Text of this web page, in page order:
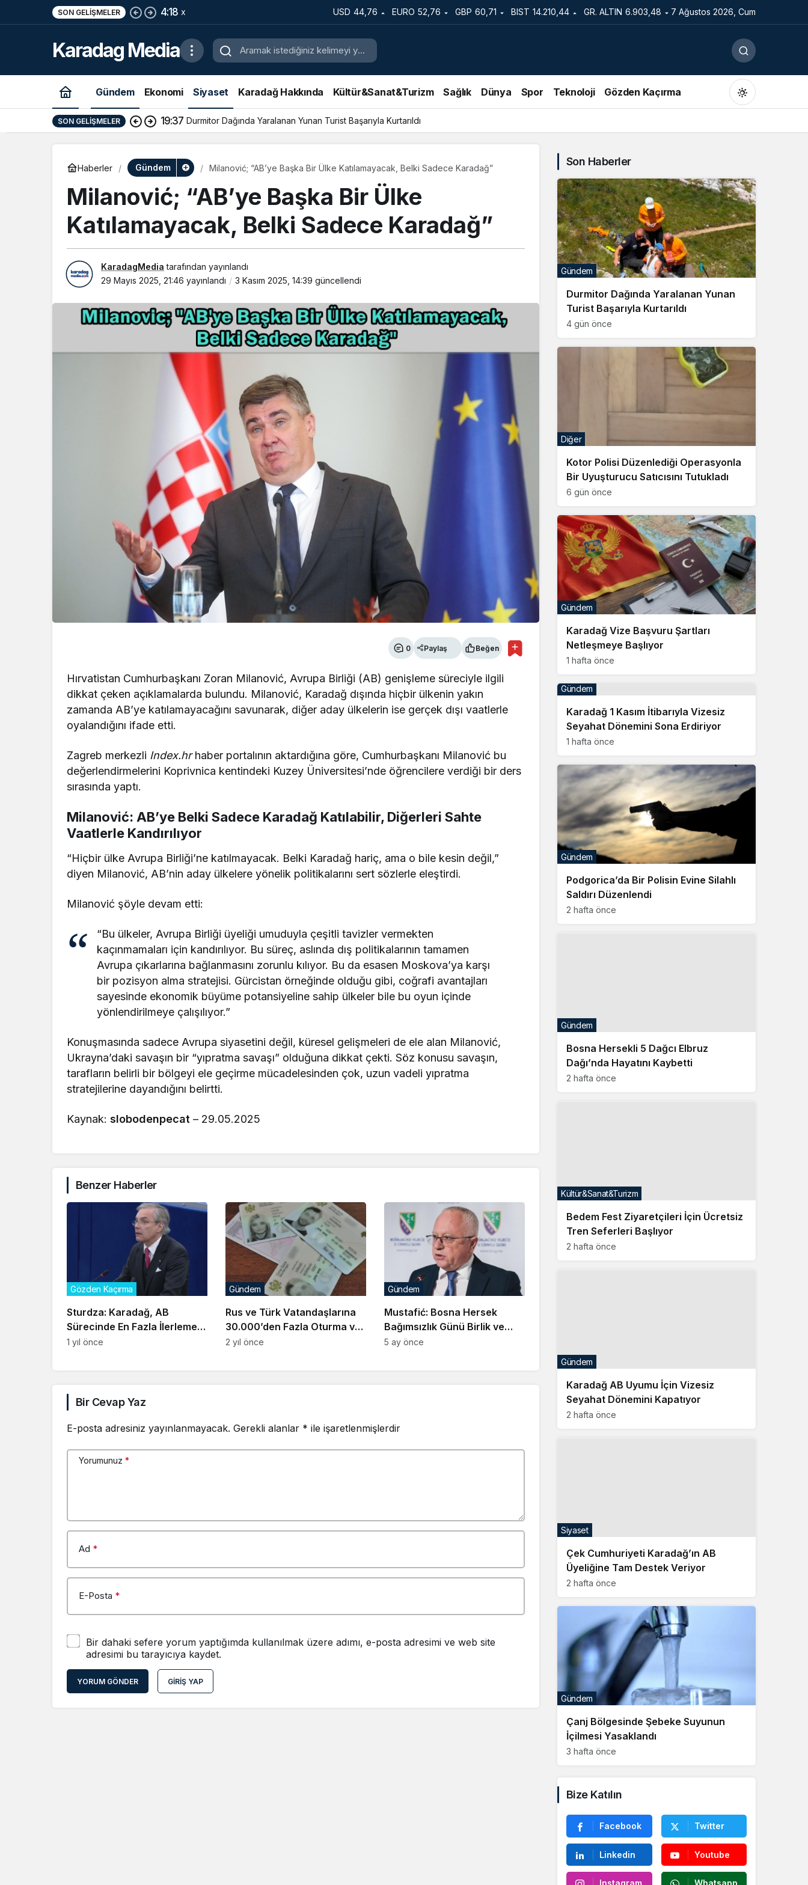
SON GELIŞMELER 4:18 x USD 44,76 EURO 52,76 GBP 60,71 BIST 14.210,44 GR. ALTIN 6.903,48 7 Ağustos 2026, Cum
Karadag Media
Gündem Ekonomi Siyaset Karadağ Hakkında Kültür&Sanat&Turizm Sağlık Dünya Spor Teknoloji Gözden Kaçırma
Gündüz Modu
Gündüz modunu seçin.
Gece Modu
Gece modunu seçin.
Sistem modunu seçin.
SON GELIŞMELER 19:37 Durmitor Dağında Yaralanan Yunan Turist Başarıyla Kurtarıldı
Haberler Gündem Milanović; “AB’ye Başka Bir Ülke Katılamayacak, Belki Sadece Karadağ”
Milanović; “AB’ye Başka Bir Ülke
Katılamayacak, Belki Sadece Karadağ”
KaradagMedia tarafından yayınlandı
29 Mayıs 2025, 21:46 yayınlandı 3 Kasım 2025, 14:39 güncellendi
0 Paylaş Beğen
Hırvatistan Cumhurbaşkanı Zoran Milanović, Avrupa Birliği (AB) genişleme süreciyle ilgili
dikkat çeken açıklamalarda bulundu. Milanović, Karadağ dışında hiçbir ülkenin yakın
zamanda AB’ye katılamayacağını savunarak, diğer aday ülkelerin ise gerçek dışı vaatlerle
oyalandığını ifade etti.
Zagreb merkezli Index.hrhaber portalının aktardığına göre, Cumhurbaşkanı Milanović bu
değerlendirmelerini Koprivnica kentindeki Kuzey Üniversitesi’nde öğrencilere verdiği bir ders
sırasında yaptı.
Milanović: AB’ye Belki Sadece Karadağ Katılabilir, Diğerleri Sahte
Vaatlerle Kandırılıyor
“Hiçbir ülke Avrupa Birliği’ne katılmayacak. Belki Karadağ hariç, ama o bile kesin değil,”
diyen Milanović, AB’nin aday ülkelere yönelik politikalarını sert sözlerle eleştirdi.
Milanović şöyle devam etti:
“Bu ülkeler, Avrupa Birliği üyeliği umuduyla çeşitli tavizler vermekten
kaçınmamaları için kandırılıyor. Bu süreç, aslında dış politikalarının tamamen
Avrupa çıkarlarına bağlanmasını zorunlu kılıyor. Bu da esasen Moskova’ya karşı
bir pozisyon alma stratejisi. Gürcistan örneğinde olduğu gibi, coğrafi avantajları
sayesinde ekonomik büyüme potansiyeline sahip ülkeler bile bu oyun içinde
yönlendirilmeye çalışılıyor.”
Konuşmasında sadece Avrupa siyasetini değil, küresel gelişmeleri de ele alan Milanović,
Ukrayna’daki savaşın bir “yıpratma savaşı” olduğuna dikkat çekti. Söz konusu savaşın,
tarafların belirli bir bölgeyi ele geçirme mücadelesinden çok, uzun vadeli yıpratma
stratejilerine dayandığını belirtti.
Kaynak:slobodenpecat – 29.05.2025
Benzer Haberler
Sturdza: Karadağ, AB
Sürecinde En Fazla İlerleme
Kaydeden Ülke
Gözden Kaçırma
1 yıl önce
Rus ve Türk Vatandaşlarına
30.000’den Fazla Oturma ve
Çalışma İzni Verildi
Gündem
2 yıl önce
Mustafić: Bosna Hersek
Bağımsızlık Günü Birlik ve
Kararlılığın Gücünü
Gündem
5 ay önce
Bir Cevap Yaz
E-posta adresiniz yayınlanmayacak. Gerekli alanlar * ile işaretlenmişlerdir
Yorumunuz *
Ad *
E-Posta *
Bir dahaki sefere yorum yaptığımda kullanılmak üzere adımı, e-posta adresimi ve web site
adresimi bu tarayıcıya kaydet.
YORUM GÖNDER GIRIŞ YAP
Son Haberler
Durmitor Dağında Yaralanan Yunan
Turist Başarıyla Kurtarıldı
4 gün önce
Gündem
Kotor Polisi Düzenlediği Operasyonla
Bir Uyuşturucu Satıcısını Tutukladı
6 gün önce
Diğer
Karadağ Vize Başvuru Şartları
Netleşmeye Başlıyor
1 hafta önce
Gündem
Karadağ 1 Kasım İtibarıyla Vizesiz
Seyahat Dönemini Sona Erdiriyor
1 hafta önce
Gündem
Podgorica’da Bir Polisin Evine Silahlı
Saldırı Düzenlendi
2 hafta önce
Gündem
Bosna Hersekli 5 Dağcı Elbruz
Dağı’nda Hayatını Kaybetti
2 hafta önce
Gündem
Bedem Fest Ziyaretçileri İçin Ücretsiz
Tren Seferleri Başlıyor
2 hafta önce
Kültür&Sanat&Turizm
Karadağ AB Uyumu İçin Vizesiz
Seyahat Dönemini Kapatıyor
2 hafta önce
Gündem
Çek Cumhuriyeti Karadağ’ın AB
Üyeliğine Tam Destek Veriyor
2 hafta önce
Siyaset
Çanj Bölgesinde Şebeke Suyunun
İçilmesi Yasaklandı
3 hafta önce
Gündem
Bize Katılın
Facebook Twitter
Linkedin Youtube